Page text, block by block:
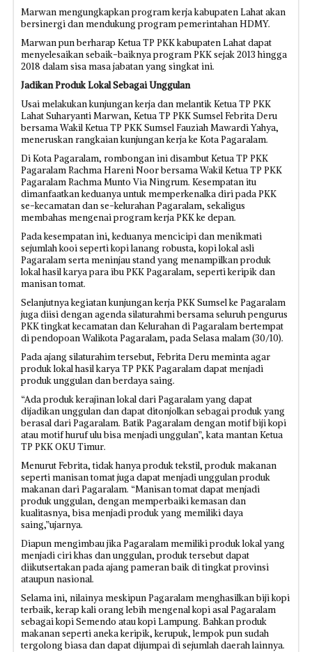
Marwan mengungkapkan program kerja kabupaten Lahat akan
bersinergi dan mendukung program pemerintahan HDMY.
Marwan pun berharap Ketua TP PKK kabupaten Lahat dapat
menyelesaikan sebaik-baiknya program PKK sejak 2013 hingga
2018 dalam sisa masa jabatan yang singkat ini.
Jadikan Produk Lokal Sebagai Unggulan
Usai melakukan kunjungan kerja dan melantik Ketua TP PKK
Lahat Suharyanti Marwan, Ketua TP PKK Sumsel Febrita Deru
bersama Wakil Ketua TP PKK Sumsel Fauziah Mawardi Yahya,
meneruskan rangkaian kunjungan kerja ke Kota Pagaralam.
Di Kota Pagaralam, rombongan ini disambut Ketua TP PKK
Pagaralam Rachma Hareni Noor bersama Wakil Ketua TP PKK
Pagaralam Rachma Munto Via Ningrum. Kesempatan itu
dimanfaatkan keduanya untuk memperkenalka diri pada PKK
se-kecamatan dan se-kelurahan Pagaralam, sekaligus
membahas mengenai program kerja PKK ke depan.
Pada kesempatan ini, keduanya mencicipi dan menikmati
sejumlah kooi seperti kopi lanang robusta, kopi lokal asli
Pagaralam serta meninjau stand yang menampilkan produk
lokal hasil karya para ibu PKK Pagaralam, seperti keripik dan
manisan tomat.
Selanjutnya kegiatan kunjungan kerja PKK Sumsel ke Pagaralam
juga diisi dengan agenda silaturahmi bersama seluruh pengurus
PKK tingkat kecamatan dan Kelurahan di Pagaralam bertempat
di pendopoan Walikota Pagaralam, pada Selasa malam (30/10).
Pada ajang silaturahim tersebut, Febrita Deru meminta agar
produk lokal hasil karya TP PKK Pagaralam dapat menjadi
produk unggulan dan berdaya saing.
“Ada produk kerajinan lokal dari Pagaralam yang dapat
dijadikan unggulan dan dapat ditonjolkan sebagai produk yang
berasal dari Pagaralam. Batik Pagaralam dengan motif biji kopi
atau motif huruf ulu bisa menjadi unggulan”, kata mantan Ketua
TP PKK OKU Timur.
Menurut Febrita, tidak hanya produk tekstil, produk makanan
seperti manisan tomat juga dapat menjadi unggulan produk
makanan dari Pagaralam. “Manisan tomat dapat menjadi
produk unggulan, dengan memperbaiki kemasan dan
kualitasnya, bisa menjadi produk yang memiliki daya
saing,”ujarnya.
Diapun mengimbau jika Pagaralam memiliki produk lokal yang
menjadi ciri khas dan unggulan, produk tersebut dapat
diikutsertakan pada ajang pameran baik di tingkat provinsi
ataupun nasional.
Selama ini, nilainya meskipun Pagaralam menghasilkan biji kopi
terbaik, kerap kali orang lebih mengenal kopi asal Pagaralam
sebagai kopi Semendo atau kopi Lampung. Bahkan produk
makanan seperti aneka keripik, kerupuk, lempok pun sudah
tergolong biasa dan dapat dijumpai di sejumlah daerah lainnya.